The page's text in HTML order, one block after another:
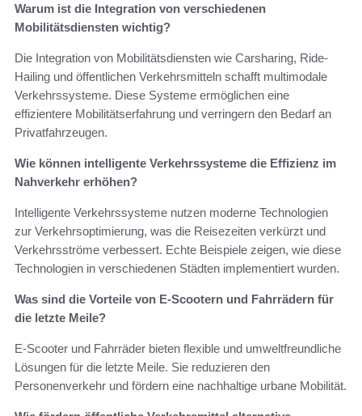
Warum ist die Integration von verschiedenen
Mobilitätsdiensten wichtig?
Die Integration von Mobilitätsdiensten wie Carsharing, Ride-
Hailing und öffentlichen Verkehrsmitteln schafft multimodale
Verkehrssysteme. Diese Systeme ermöglichen eine
effizientere Mobilitätserfahrung und verringern den Bedarf an
Privatfahrzeugen.
Wie können intelligente Verkehrssysteme die Effizienz im
Nahverkehr erhöhen?
Intelligente Verkehrssysteme nutzen moderne Technologien
zur Verkehrsoptimierung, was die Reisezeiten verkürzt und
Verkehrsströme verbessert. Echte Beispiele zeigen, wie diese
Technologien in verschiedenen Städten implementiert wurden.
Was sind die Vorteile von E-Scootern und Fahrrädern für
die letzte Meile?
E-Scooter und Fahrräder bieten flexible und umweltfreundliche
Lösungen für die letzte Meile. Sie reduzieren den
Personenverkehr und fördern eine nachhaltige urbane Mobilität.